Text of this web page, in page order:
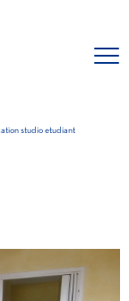
studio etudiant